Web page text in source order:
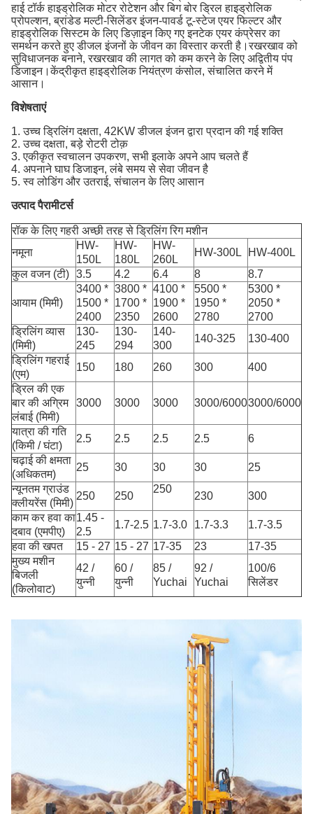
हाई टॉर्क हाइड्रोलिक मोटर रोटेशन और बिग बोर ड्रिल हाइड्रोलिक
प्रोपल्शन, ब्रांडेड मल्टी-सिलेंडर इंजन-पावर्ड टू-स्टेज एयर फिल्टर और
हाइड्रोलिक सिस्टम के लिए डिज़ाइन किए गए इनटेक एयर कंप्रेसर का
समर्थन करते हुए डीजल इंजनों के जीवन का विस्तार करती है।रखरखाव को
सुविधाजनक बनाने, रखरखाव की लागत को कम करने के लिए अद्वितीय पंप
डिजाइन।केंद्रीकृत हाइड्रोलिक नियंत्रण कंसोल, संचालित करने में
आसान।
विशेषताएं
1. उच्च ड्रिलिंग दक्षता, 42KW डीजल इंजन द्वारा प्रदान की गई शक्ति
2. उच्च दक्षता, बड़े रोटरी टोक़
3. एकीकृत स्वचालन उपकरण, सभी इलाके अपने आप चलते हैं
4. अपनाने घाघ डिजाइन, लंबे समय से सेवा जीवन है
5. स्व लोडिंग और उतराई, संचालन के लिए आसान
उत्पाद पैरामीटर्स
रॉक के लिए गहरी अच्छी तरह से ड्रिलिंग रिग मशीन
नमूना
HW-
150L
HW-
180L
HW-
260L
HW-300L
HW-400L
कुल वजन (टी) 3.5 4.2 6.4 8 8.7
आयाम (मिमी)
3400 *
1500 *
2400
3800 *
1700 *
2350
4100 *
1900 *
2600
5500 *
1950 *
2780
5300 *
2050 *
2700
ड्रिलिंग व्यास
(मिमी)
130-
245
130-
294
140-
300
140-325
130-400
ड्रिलिंग गहराई
(एम)
150 180 260 300
400
ड्रिल की एक
बार की अग्रिम
लंबाई (मिमी)
3000 3000 3000 3000/60003000/6000
यात्रा की गति
(किमी / घंटा)
2.5 2.5 2.5 2.5
6
चढ़ाई की क्षमता
(अधिकतम)
25 30 30 30
25
न्यूनतम ग्राउंड
क्लीयरेंस (मिमी)
250 250
250
230
300
काम कर हवा का
दबाव (एमपीए)
1.45 -
2.5
1.7-2.5 1.7-3.0 1.7-3.3
1.7-3.5
हवा की खपत
15 - 27 15 - 27 17-35 23
17-35
मुख्य मशीन
बिजली
(किलोवाट)
42 /
युन्नी
60 /
युन्नी
85 /
Yuchai
92 /
Yuchai
100/6
सिलेंडर